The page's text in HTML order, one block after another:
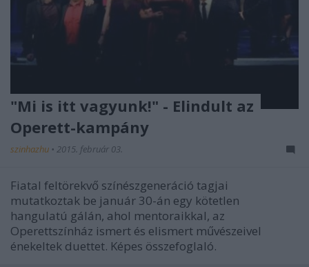
"Mi is itt vagyunk!" - Elindult az
Operett-kampány
szinhazhu • 2015. február 03.
Fiatal feltörekvő színészgeneráció tagjai
mutatkoztak be január 30-án egy kötetlen
hangulatú gálán, ahol mentoraikkal, az
Operettszínház ismert és elismert művészeivel
énekeltek duettet. Képes összefoglaló.